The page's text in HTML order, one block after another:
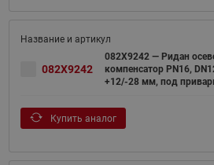
082X9242
082X9242 — Ридан
компенсатор PN16,
+12/-28 мм, под
Купить аналог